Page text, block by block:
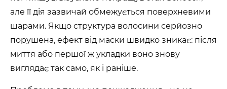
але її дія зазвичай обмежується поверхневими
шарами. Якщо структура волосини серйозно
порушена, ефект від маски швидко зникає: після
миття або першої ж укладки воно знову
виглядає так само, як і раніше.